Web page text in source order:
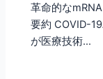
革命的な
要約 COVID-
が医療技術…